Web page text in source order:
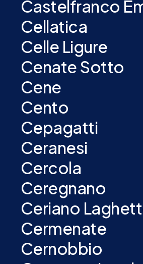
Castelfranco
Cellatica
Celle Ligure
Cenate Sotto
Cene
Cento
Cepagatti
Ceranesi
Cercola
Ceregnano
Ceriano
Cermenate
Cernobbio